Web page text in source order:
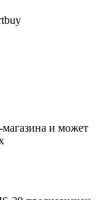
магазина и может